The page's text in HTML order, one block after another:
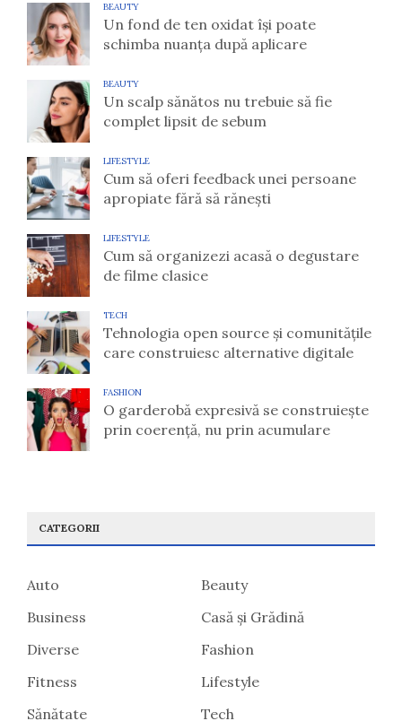
BEAUTY
Un fond de ten oxidat își poate
schimba nuanța după aplicare
BEAUTY
Un scalp sănătos nu trebuie să fie
complet lipsit de sebum
LIFESTYLE
Cum să oferi feedback unei persoane
apropiate fără să rănești
LIFESTYLE
Cum să organizezi acasă o degustare
de filme clasice
TECH
Tehnologia open source și comunitățile
care construiesc alternative digitale
FASHION
O garderobă expresivă se construiește
prin coerență, nu prin acumulare
CATEGORII
Auto
Beauty
Business
Casă și Grădină
Diverse
Fashion
Fitness
Lifestyle
Sănătate
Tech